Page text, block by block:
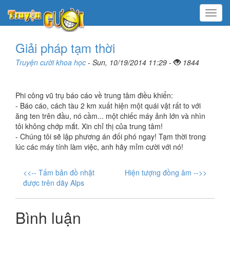
Menu
Giải pháp tạm thời
Truyện cười khoa học - Sun, 10/19/2014 11:29 - 1844
Phi công vũ trụ báo cáo về trung tâm điều khiển:
- Báo cáo, cách tàu 2 km xuất hiện một quái vật rất to với
ăng ten trên đầu, nó cầm... một chiếc máy ảnh lớn và nhìn
tôi không chớp mắt. Xin chỉ thị của trung tâm!
- Chúng tôi sẽ lập phương án đối phó ngay! Tạm thời trong
lúc các máy tính làm việc, anh hãy mỉm cười với nó!
<<-- Tấm bản đồ nhặt
được trên dãy Alps
Hiện tượng đồng âm -->>
Bình luận